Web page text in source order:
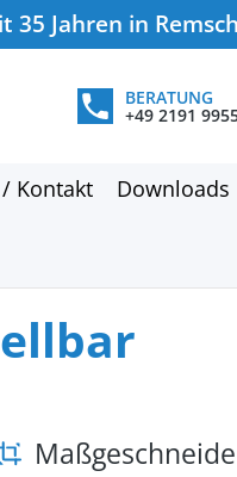
35 Jahren in
BERATUNG
+49 2191
Kontakt Downloads